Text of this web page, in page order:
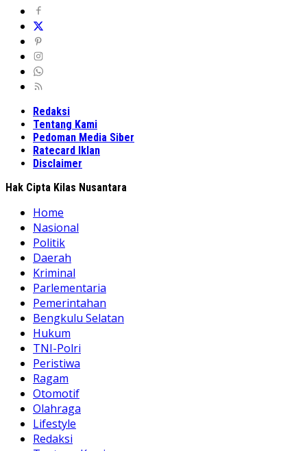
Redaksi
Tentang Kami
Pedoman Media Siber
Ratecard Iklan
Disclaimer
Hak Cipta Kilas Nusantara
Home
Nasional
Politik
Daerah
Kriminal
Parlementaria
Pemerintahan
Bengkulu Selatan
Hukum
TNI-Polri
Peristiwa
Ragam
Otomotif
Olahraga
Lifestyle
Redaksi